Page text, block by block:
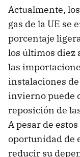
Actualmente,
gas de la UE se
porcentaje
los últimos diez
las
instalaciones
invierno puede
reposición de
A pesar de
oportunidad de
reducir su